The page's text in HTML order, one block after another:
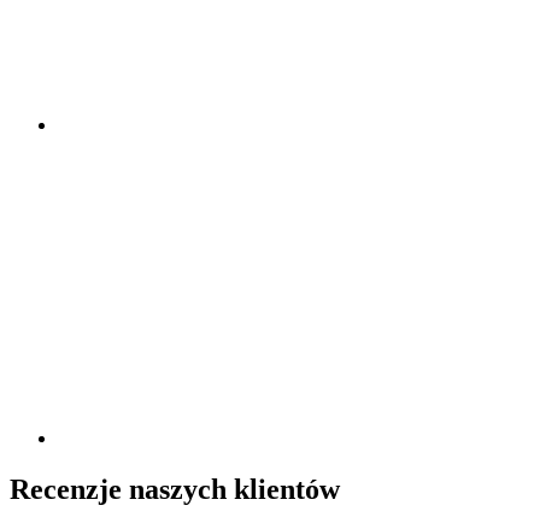
Recenzje naszych klientów